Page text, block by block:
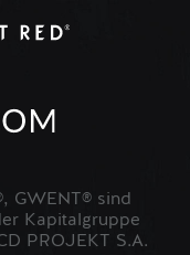
GWENT® sind
Kapitalgruppe
PROJEKT S.A.